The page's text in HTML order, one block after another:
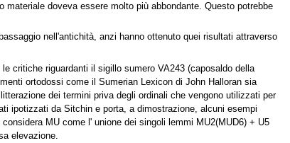
doveva essere molto più abbondante. Questo potrebbe
nell'antichità, anzi hanno ottenuto quei risultati attraverso
le critiche riguardanti il sigillo sumero VA243 (caposaldo della
ortodossi come il Sumerian Lexicon di John Halloran sia
dei termini priva degli ordinali che vengono utilizzati per
ipotizzati da Sitchin e porta, a dimostrazione, alcuni esempi
MU come l' unione dei singoli lemmi MU2(MUD6) + U5
elevazione.